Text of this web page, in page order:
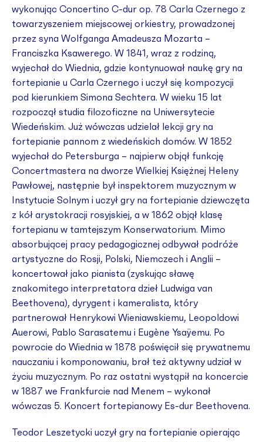
wykonując Concertino C-dur op. 78 Carla Czernego z
towarzyszeniem miejscowej orkiestry, prowadzonej
przez syna Wolfganga Amadeusza Mozarta –
Franciszka Ksawerego. W 1841, wraz z rodziną,
wyjechał do Wiednia, gdzie kontynuował naukę gry na
fortepianie u Carla Czernego i uczył się kompozycji
pod kierunkiem Simona Sechtera. W wieku 15 lat
rozpoczął studia filozoficzne na Uniwersytecie
Wiedeńskim. Już wówczas udzielał lekcji gry na
fortepianie pannom z wiedeńskich domów. W 1852
wyjechał do Petersburga – najpierw objął funkcję
Concertmastera na dworze Wielkiej Księżnej Heleny
Pawłowej, następnie był inspektorem muzycznym w
Instytucie Solnym i uczył gry na fortepianie dziewczęta
z kół arystokracji rosyjskiej, a w 1862 objął klasę
fortepianu w tamtejszym Konserwatorium. Mimo
absorbującej pracy pedagogicznej odbywał podróże
artystyczne do Rosji, Polski, Niemczech i Anglii –
koncertował jako pianista (zyskując sławę
znakomitego interpretatora dzieł Ludwiga van
Beethovena), dyrygent i kameralista, który
partnerował Henrykowi Wieniawskiemu, Leopoldowi
Auerowi, Pablo Sarasatemu i Eugène Ysaÿemu. Po
powrocie do Wiednia w 1878 poświęcił się prywatnemu
nauczaniu i komponowaniu, brał też aktywny udział w
życiu muzycznym. Po raz ostatni wystąpił na koncercie
w 1887 we Frankfurcie nad Menem – wykonał
wówczas 5. Koncert fortepianowy Es-dur Beethovena.
Teodor Leszetycki uczył gry na fortepianie opierając